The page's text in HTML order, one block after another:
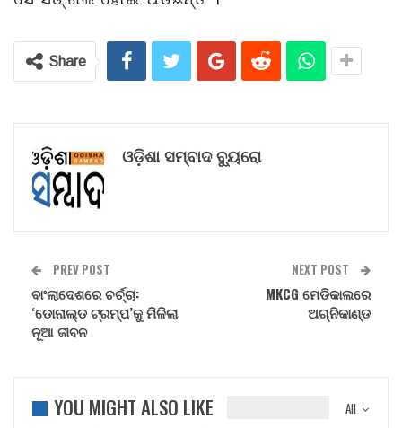
Share
ଓଡ଼ିଶା ସମ୍ବାଦ ବ୍ୟୁରୋ
PREV POST
ବାଂଲାଦେଶରେ ଚର୍ଚ୍ଚା:
‘ଡୋନାଲ୍ଡ ଟ୍ରମ୍ପ’କୁ ମିଳିଲା
ନୂଆ ଜୀବନ
NEXT POST
MKCG ମେଡିକାଲରେ
ଅଗ୍ନିକାଣ୍ଡ
All
YOU MIGHT ALSO LIKE